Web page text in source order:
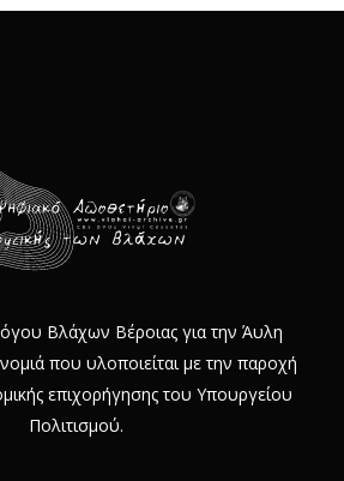
Βλάχων Βέροιας για την Άυλη
που υλοποιείται με την παροχή
επιχορήγησης του Υπουργείου
Πολιτισμού.